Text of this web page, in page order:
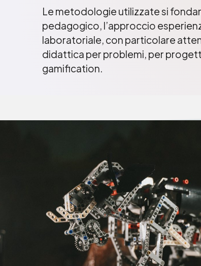
Le metodologie utilizzate si
pedagogico, l’approccio
laboratoriale, con particolare
didattica per problemi, per
gamification.